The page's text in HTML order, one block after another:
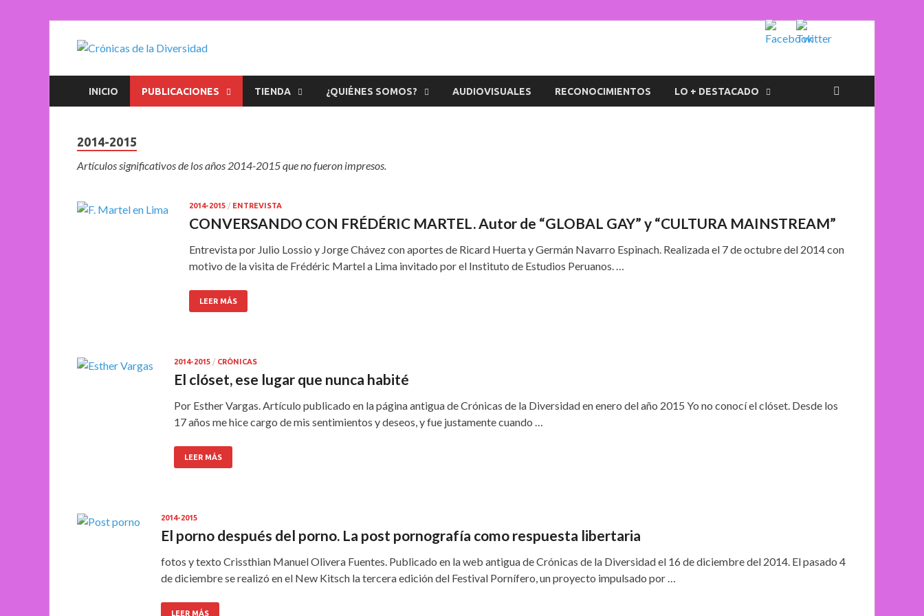
Crónicas de la Diversidad
INICIO PUBLICACIONES TIENDA ¿QUIÉNES SOMOS? AUDIOVISUALES RECONOCIMIENTOS LO + DESTACADO
2014-2015
Artículos significativos de los años 2014-2015 que no fueron impresos.
2014-2015 / ENTREVISTA
CONVERSANDO CON FRÉDÉRIC MARTEL. Autor de “GLOBAL GAY” y “CULTURA MAINSTREAM”
Entrevista por Julio Lossio y Jorge Chávez con aportes de Ricard Huerta y Germán Navarro Espinach. Realizada el 7 de octubre del 2014 con
motivo de la visita de Frédéric Martel a Lima invitado por el Instituto de Estudios Peruanos. …
LEER MÁS
2014-2015 / CRÓNICAS
El clóset, ese lugar que nunca habité
Por Esther Vargas. Artículo publicado en la página antigua de Crónicas de la Diversidad en enero del año 2015 Yo no conocí el clóset. Desde los
17 años me hice cargo de mis sentimientos y deseos, y fue justamente cuando …
LEER MÁS
2014-2015
El porno después del porno. La post pornografía como respuesta libertaria
fotos y texto Crissthian Manuel Olivera Fuentes. Publicado en la web antigua de Crónicas de la Diversidad el 16 de diciembre del 2014. El pasado 4
de diciembre se realizó en el New Kitsch la tercera edición del Festival Pornífero, un proyecto impulsado por …
LEER MÁS